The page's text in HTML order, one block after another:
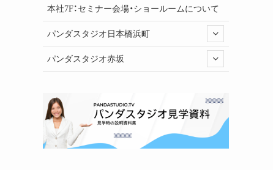
本社7F：セミナー会場・ショールームについて
パンダスタジオ日本橋浜町
パンダスタジオ赤坂